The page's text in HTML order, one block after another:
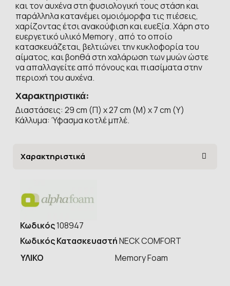
και τον αυχένα στη φυσιολογική τους στάση και
παράλληλα κατανέμει ομοιόμορφα τις πιέσεις,
χαρίζοντας έτσι ανακούφιση και ευεξία. Χάρη στο
ευεργετικό υλικό Memory , από το οποίο
κατασκευάζεται, βελτιώνει την κυκλοφορία του
αίματος, και βοηθά στη χαλάρωση των μυών ώστε
να απαλλαγείτε από πόνους και πιασίματα στην
περιοχή του αυχένα.
Χαρακτηριστικά:
Διαστάσεις: 29 cm (Π) x 27 cm (Μ) x 7 cm (Υ)
Κάλλυμα: Ύφασμα κοτλέ μπλέ.
Χαρακτηριστικά
Κωδικός108947
Κωδικός ΚατασκευαστήNECK COMFORT
ΥΛΙΚΟ
Memory Foam